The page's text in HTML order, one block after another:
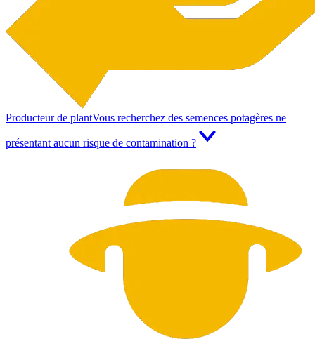
Producteur de plantVous recherchez des semences potagères ne
présentant aucun risque de contamination ?